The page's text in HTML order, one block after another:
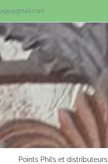
Points Phil’s et distributeurs